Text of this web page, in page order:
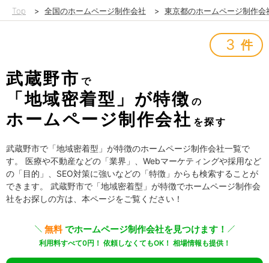
Top > 全国のホームページ制作会社 > 東京都のホームページ制作会
3 件
武蔵野市 で
「地域密着型」が特徴 の
ホームページ制作会社 を探す
武蔵野市で「地域密着型」が特徴のホームページ制作会社一覧で
す。 医療や不動産などの「業界」、Webマーケティングや採用など
の「目的」、SEO対策に強いなどの「特徴」からも検索することが
できます。 武蔵野市で「地域密着型」が特徴でホームページ制作会
社をお探しの方は、本ページをご覧ください！
無料でホームページ制作会社を見つけます！
利用料すべて0円！ 依頼しなくてもOK！ 相場情報も提供！